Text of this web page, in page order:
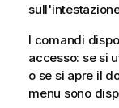
I comandi
accesso: se si
o se si apre il
menu sono